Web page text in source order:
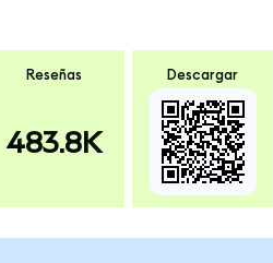
Reseñas
483.8K
Descargar